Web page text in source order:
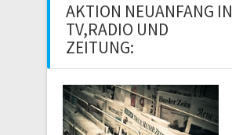
AKTION NEUANFANG IN
TV,RADIO UND
ZEITUNG: